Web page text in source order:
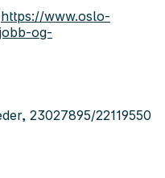
https://www.oslo-
og-
23027895/22119550